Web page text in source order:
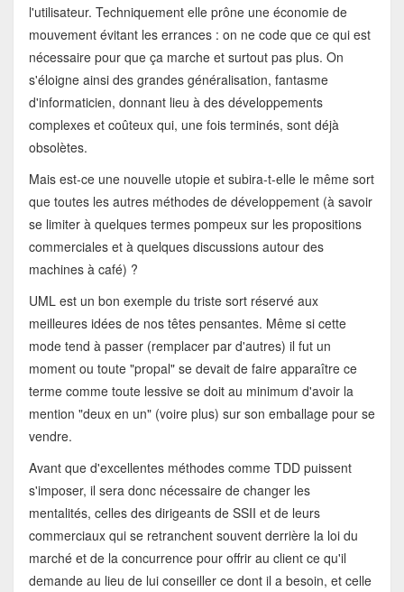
l'utilisateur. Techniquement elle prône une économie de
mouvement évitant les errances : on ne code que ce qui est
nécessaire pour que ça marche et surtout pas plus. On
s'éloigne ainsi des grandes généralisation, fantasme
d'informaticien, donnant lieu à des développements
complexes et coûteux qui, une fois terminés, sont déjà
obsolètes.
Mais est-ce une nouvelle utopie et subira-t-elle le même sort
que toutes les autres méthodes de développement (à savoir
se limiter à quelques termes pompeux sur les propositions
commerciales et à quelques discussions autour des
machines à café) ?
UML est un bon exemple du triste sort réservé aux
meilleures idées de nos têtes pensantes. Même si cette
mode tend à passer (remplacer par d'autres) il fut un
moment ou toute "propal" se devait de faire apparaître ce
terme comme toute lessive se doit au minimum d'avoir la
mention "deux en un" (voire plus) sur son emballage pour se
vendre.
Avant que d'excellentes méthodes comme TDD puissent
s'imposer, il sera donc nécessaire de changer les
mentalités, celles des dirigeants de SSII et de leurs
commerciaux qui se retranchent souvent derrière la loi du
marché et de la concurrence pour offrir au client ce qu'il
demande au lieu de lui conseiller ce dont il a besoin, et celle